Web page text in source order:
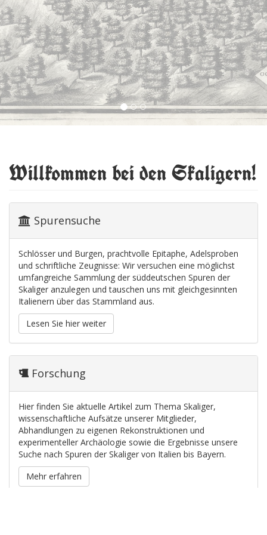
Willkommen bei den Skaligern!
Spurensuche
Schlösser und Burgen, prachtvolle Epitaphe, Adelsproben
und schriftliche Zeugnisse: Wir versuchen eine möglichst
umfangreiche Sammlung der süddeutschen Spuren der
Skaliger anzulegen und tauschen uns mit gleichgesinnten
Italienern über das Stammland aus.
Lesen Sie hier weiter
Forschung
Hier finden Sie aktuelle Artikel zum Thema Skaliger,
wissenschaftliche Aufsätze unserer Mitglieder,
Abhandlungen zu eigenen Rekonstruktionen und
experimenteller Archäologie sowie die Ergebnisse unsere
Suche nach Spuren der Skaliger von Italien bis Bayern.
Mehr erfahren